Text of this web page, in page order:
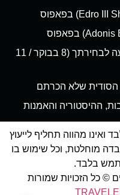
סיור סגוויי בפאפוס עם מדריך בשעה לבחירתך (8 בבוקר / 11
הסודית שלא הכרתם
ההיסטוריה והאמנות
מהווה תחליף לייעוץ
מוחלטת, וכל שימוש בו
בלבד.
© כל הזכויות שמורות